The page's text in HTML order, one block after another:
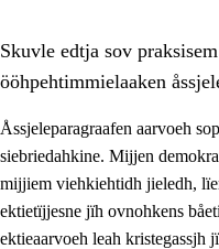
1. Lïerehtimmien
Skuvle edtja sov
ööhpehtimmielaaken
Åssjeleparagraafen aarvoeh
siebriedahkine. Mijjen
mijjiem viehkiehtidh jieledh,
ektietïjjesne jïh ovnohkens
ektieaarvoeh leah kristegassjh